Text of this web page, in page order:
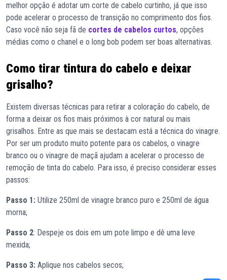
melhor opção é adotar um corte de cabelo curtinho, já que isso
pode acelerar o processo de transição no comprimento dos fios.
Caso você não seja fã de cortes de cabelos curtos, opções
médias como o chanel e o long bob podem ser boas alternativas.
Como tirar tintura do cabelo e deixar
grisalho?
Existem diversas técnicas para retirar a coloração do cabelo, de
forma a deixar os fios mais próximos à cor natural ou mais
grisalhos. Entre as que mais se destacam está a técnica do vinagre.
Por ser um produto muito potente para os cabelos, o vinagre
branco ou o vinagre de maçã ajudam a acelerar o processo de
remoção de tinta do cabelo. Para isso, é preciso considerar esses
passos:
Passo 1: Utilize 250ml de vinagre branco puro e 250ml de água
morna;
Passo 2: Despeje os dois em um pote limpo e dê uma leve
mexida;
Passo 3: Aplique nos cabelos secos;